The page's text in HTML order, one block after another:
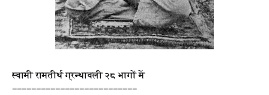
स्वामी रामतीर्थ ग्रन्थावली २८ भागों में
==========================